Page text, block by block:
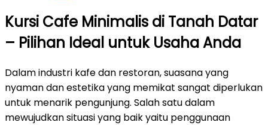
Kursi Cafe Minimalis di Tanah Datar
– Pilihan Ideal untuk Usaha Anda
Dalam industri kafe dan restoran, suasana yang
nyaman dan estetika yang memikat sangat diperlukan
untuk menarik pengunjung. Salah satu dalam
mewujudkan situasi yang baik yaitu penggunaan